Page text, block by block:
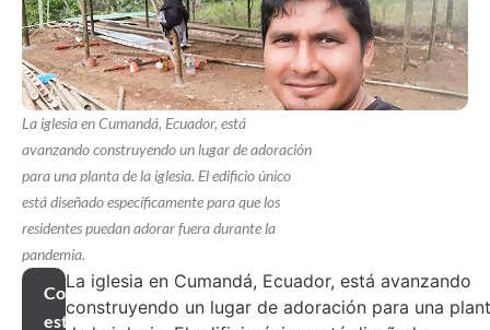
La iglesia en Cumandá, Ecuador, está
avanzando construyendo un lugar de adoración
para una planta de la iglesia. El edificio único
está diseñado específicamente para que los
residentes puedan adorar fuera durante la
pandemia.
Compartir
este
La iglesia en Cumandá, Ecuador, está avanzando
construyendo un lugar de adoración para una